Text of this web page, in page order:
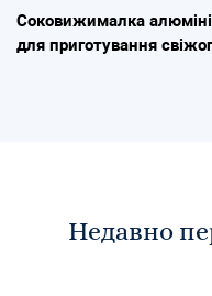
Соковижималка
для приготування
Недавно